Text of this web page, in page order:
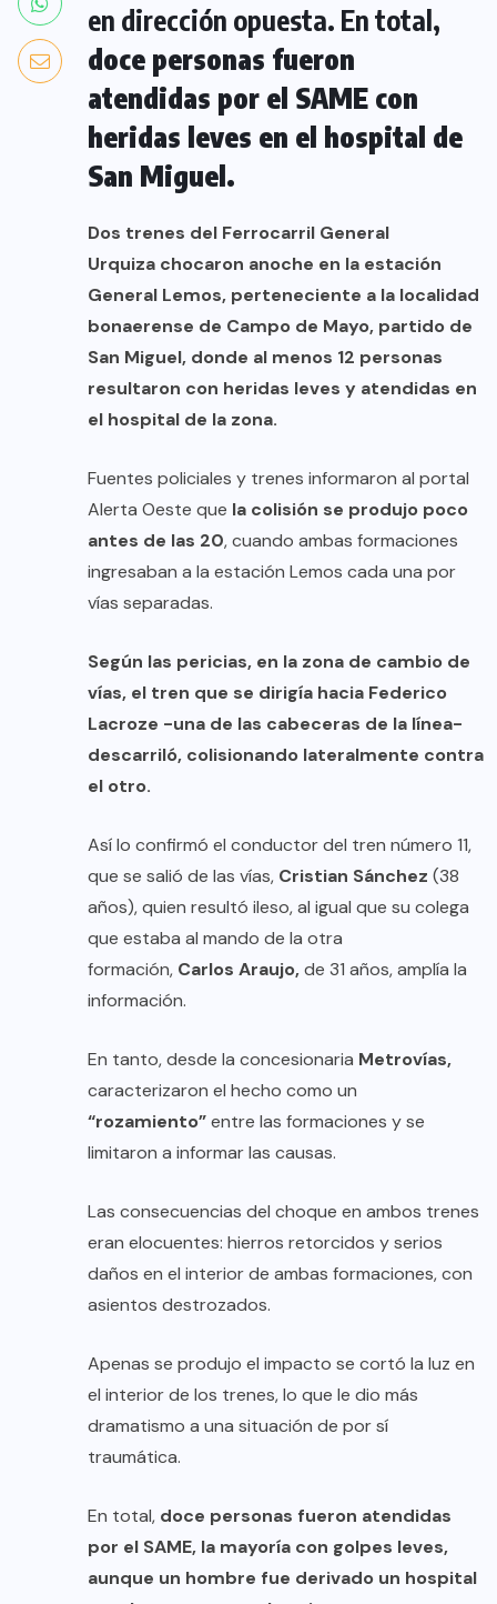
en dirección opuesta. En total,
doce personas fueron
atendidas por el SAME con
heridas leves en el hospital de
San Miguel.
Dos trenes del Ferrocarril General
Urquiza chocaron anoche en la estación
General Lemos, perteneciente a la localidad
bonaerense de Campo de Mayo, partido de
San Miguel, donde al menos 12 personas
resultaron con heridas leves y atendidas en
el hospital de la zona.
Fuentes policiales y trenes informaron al portal
Alerta Oeste que la colisión se produjo poco
antes de las 20, cuando ambas formaciones
ingresaban a la estación Lemos cada una por
vías separadas.
Según las pericias, en la zona de cambio de
vías, el tren que se dirigía hacia Federico
Lacroze -una de las cabeceras de la línea-
descarriló, colisionando lateralmente contra
el otro.
Así lo confirmó el conductor del tren número 11,
que se salió de las vías, Cristian Sánchez (38
años), quien resultó ileso, al igual que su colega
que estaba al mando de la otra
formación, Carlos Araujo,de 31 años, amplía la
información.
En tanto, desde la concesionaria Metrovías,
caracterizaron el hecho como un
“rozamiento”entre las formaciones y se
limitaron a informar las causas.
Las consecuencias del choque en ambos trenes
eran elocuentes: hierros retorcidos y serios
daños en el interior de ambas formaciones, con
asientos destrozados.
Apenas se produjo el impacto se cortó la luz en
el interior de los trenes, lo que le dio más
dramatismo a una situación de por sí
traumática.
En total, doce personas fueron atendidas
por el SAME, la mayoría con golpes leves,
aunque un hombre fue derivado un hospital